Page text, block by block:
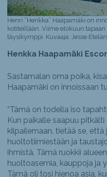
Henri ”Henkka” Haapamäki on
kotiteillään. Viime elokuun
täysikymppi. Kuvaaja: Jesse
Henkka Haapamäki
Sastamalan oma poika,
Haapamäki on innoissaan
”Tämä on todella iso
Kun paikalle saapuu
kilpailemaan, tietää se, että
huoltotiimiestään ja
ihmistä. Tämä ruokkii
huoltoasemia, kauppoja ja
Tämä oli tosi hienoa asia,